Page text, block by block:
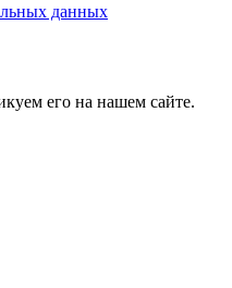
данных
его на нашем сайте.